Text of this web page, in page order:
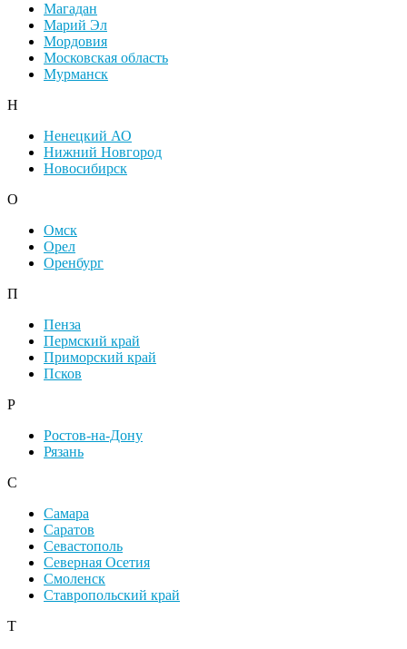
Магадан
Марий Эл
Мордовия
Московская область
Мурманск
Н
Ненецкий АО
Нижний Новгород
Новосибирск
О
Омск
Орел
Оренбург
П
Пенза
Пермский край
Приморский край
Псков
Р
Ростов-на-Дону
Рязань
С
Самара
Саратов
Севастополь
Северная Осетия
Смоленск
Ставропольский край
Т